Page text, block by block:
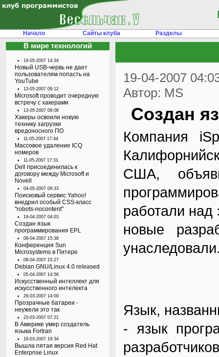
Начало Сайты клуба Разделы
В мире технологий
16-05-2007 14:34
Новый USB-червь не дает
пользователям попасть на
YouTube
13-05-2007 09:12
Microsoft проводит очередную
встречу с хакерами
13-05-2007 09:08
Хакеры освоили новую
технику загрузки
вредоносного ПО
11-05-2007 17:44
Массовое удаление ICQ
номеров
11-05-2007 17:31
Dell присоединилась к
договору между Microsoft и
Novell
04-05-2007 09:33
Поисковый сервис Yahoo!
внедрил особый CSS-класс
"robots-nocontent"
19-04-2007 04:03
Создан язык
программирования EPL
08-04-2007 15:38
Конференция Sun
Microsystems в Питере
08-04-2007 15:27
Debian GNU/Linux 4.0 released
05-04-2007 14:56
Искусственный интеллект для
искусственного интелекта
29-03-2007 14:00
Прозрачные батареи -
неужели это так
23-03-2007 07:21
В Америке умер создатель
языка Fortran
18-03-2007 19:34
Вышла пятая версия Red Hat
Enterprise Linux
19-04-2007
Автор: MS
Создан
Компания
США,
работали над
новые
Язык,
- язык